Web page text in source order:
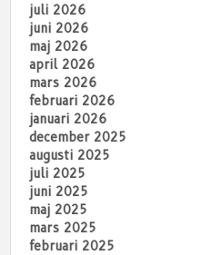
juli 2026
juni 2026
maj 2026
april 2026
mars 2026
februari 2026
januari 2026
december 2025
augusti 2025
juli 2025
juni 2025
maj 2025
mars 2025
februari 2025